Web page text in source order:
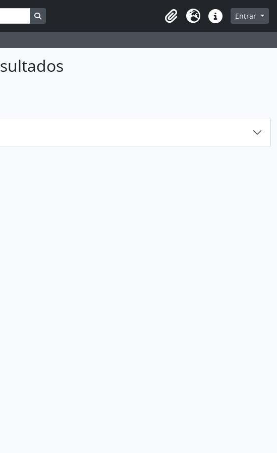
Busque na página de navegação
Idioma Atalhos Entrar